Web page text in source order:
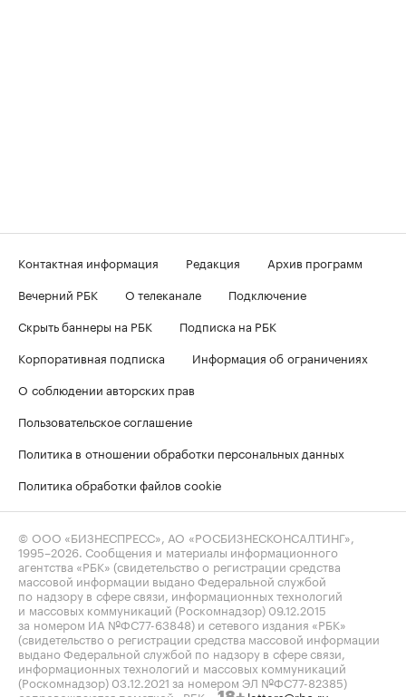
Контактная информация Редакция
Архив программ
Вечерний РБК
О телеканале
Подключение
Скрыть баннеры на РБК
Подписка на РБК
Корпоративная подписка
Информация об ограничениях
О соблюдении авторских прав
Пользовательское соглашение
Политика в отношении обработки персональных данных
Политика обработки файлов cookie
© ООО «БИЗНЕСПРЕСС», АО «РОСБИЗНЕСКОНСАЛТИНГ»,
1995–2026 . Сообщения и материалы информационного
агентства «РБК» (свидетельство о регистрации средства
массовой информации выдано Федеральной службой
по надзору в сфере связи, информационных технологий
и массовых коммуникаций (Роскомнадзор) 09.12.2015
за номером ИА №ФС77-63848) и сетевого издания «РБК»
(свидетельство о регистрации средства массовой информации
выдано Федеральной службой по надзору в сфере связи,
информационных технологий и массовых коммуникаций
(Роскомнадзор) 03.12.2021 за номером ЭЛ №ФС77-82385)